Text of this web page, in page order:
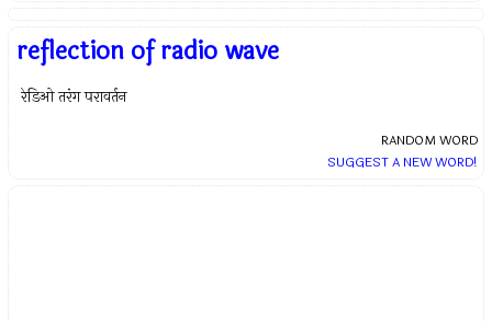
reflection of radio wave
रेडिओ तरंग परावर्तन
RANDOM WORD
SUGGEST A NEW WORD!